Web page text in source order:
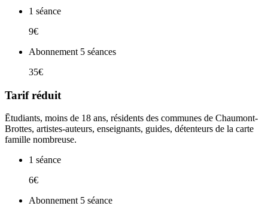
1 séance
9€
Abonnement 5 séances
35€
Tarif réduit
Ētudiants, moins de 18 ans, résidents des communes de Chaumont-
Brottes, artistes-auteurs, enseignants, guides, détenteurs de la carte
famille nombreuse.
1 séance
6€
Abonnement 5 séance